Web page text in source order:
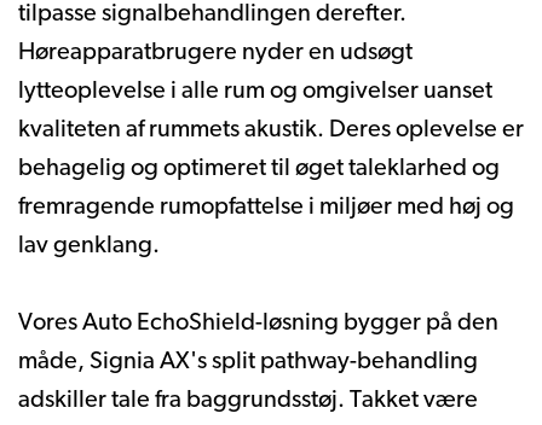
tilpasse signalbehandlingen derefter.
Høreapparatbrugere nyder en udsøgt
lytteoplevelse i alle rum og omgivelser uanset
kvaliteten af rummets akustik. Deres oplevelse er
behagelig og optimeret til øget taleklarhed og
fremragende rumopfattelse i miljøer med høj og
lav genklang.
Vores Auto EchoShield-løsning bygger på den
måde, Signia AX's split pathway-behandling
adskiller tale fra baggrundsstøj. Takket være